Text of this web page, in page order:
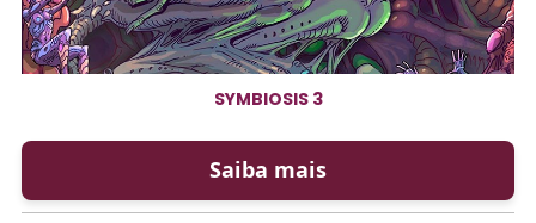
SYMBIOSIS 3
Saiba mais